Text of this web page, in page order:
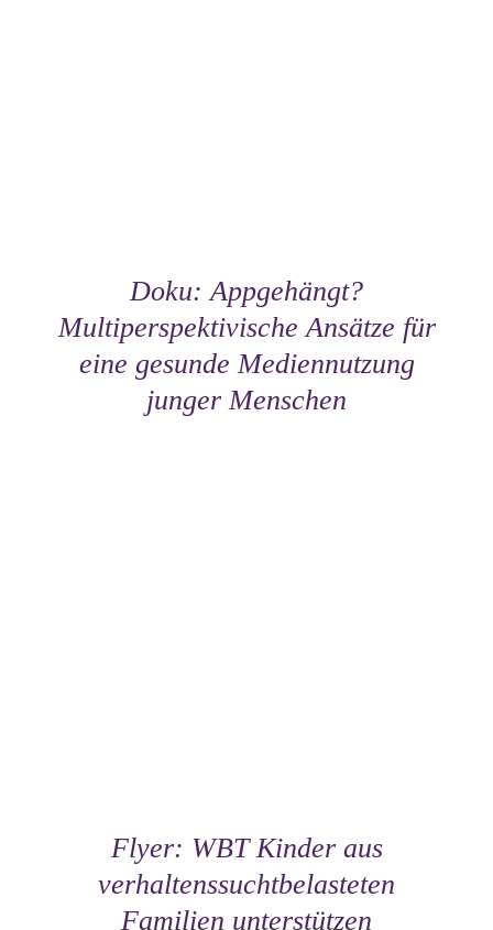
Doku: Appgehängt?
Multiperspektivische Ansätze für
eine gesunde Mediennutzung
junger Menschen
Flyer: WBT Kinder aus
verhaltenssuchtbelasteten
Familien unterstützen